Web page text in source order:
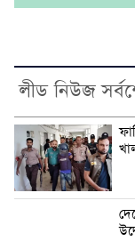
লীড নিউজ